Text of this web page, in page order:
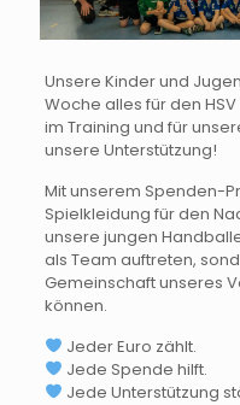
Unsere Kinder und
Woche alles für den
im Training und für
unsere Unterstützung!
Mit unserem Spenden-
Spielkleidung für den
unsere jungen
als Team auftreten,
Gemeinschaft unseres
können.
Jeder Euro zählt.
Jede Spende hilft.
Jede Unterstützung